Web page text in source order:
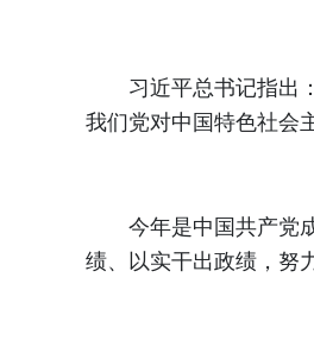
习近平总书记指出：
我们党对中国特色社会
今年是中国共产党成
绩、以实干出政绩，努